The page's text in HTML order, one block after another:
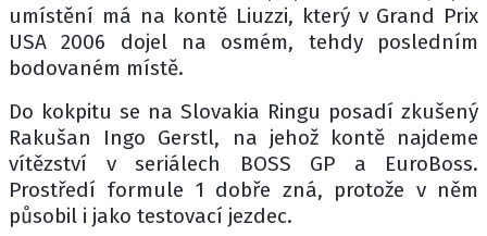
umístění má na kontě Liuzzi, který v Grand Prix
USA 2006 dojel na osmém, tehdy posledním
bodovaném místě.
Do kokpitu se na Slovakia Ringu posadí zkušený
Rakušan Ingo Gerstl, na jehož kontě najdeme
vítězství v seriálech BOSS GP a EuroBoss.
Prostředí formule 1 dobře zná, protože v něm
působil i jako testovací jezdec.